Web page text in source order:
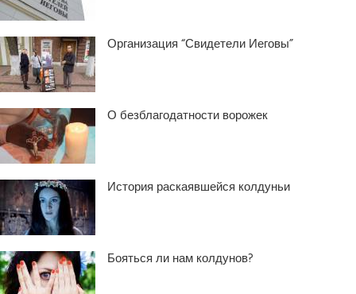
Организация “Свидетели Иеговы”
О безблагодатности ворожек
История раскаявшейся колдуньи
Бояться ли нам колдунов?